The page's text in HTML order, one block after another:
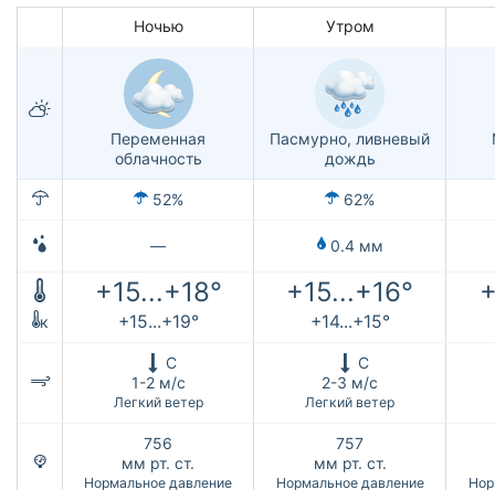
Ночью Утром
Переменная
облачность
Пасмурно, ливневый
дождь
52% 62%
— 0.4 мм
+15...+18° +15...+16°
к +15...+19° +14...+15°
С
1-2 м/с
Легкий ветер
С
2-3 м/с
Легкий ветер
756
мм рт. ст.
Нормальное давление
757
мм рт. ст.
Нормальное давление